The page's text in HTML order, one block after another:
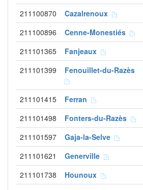
211100870 Cazalrenoux
211100896 Cenne-Monestiés
211101365 Fanjeaux
211101399 Fenouillet-du-Razès
211101415 Ferran
211101498 Fonters-du-Razès
211101597 Gaja-la-Selve
211101621 Generville
211101738 Hounoux